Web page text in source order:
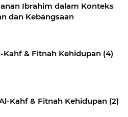
Ibrahim dalam Konteks
dan Kebangsaan
Kahf & Fitnah Kehidupan (4)
Kahf & Fitnah Kehidupan (2)